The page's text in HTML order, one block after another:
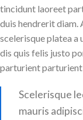
tincidunt laoreet
duis hendrerit diam.
scelerisque platea
dis quis felis justo
parturient parturient
Scelerisque
mauris